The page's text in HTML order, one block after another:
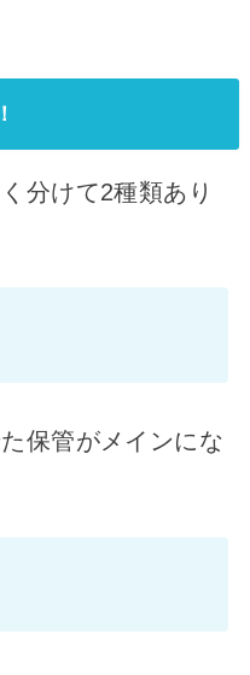
分けて2種類あり
保管がメインにな